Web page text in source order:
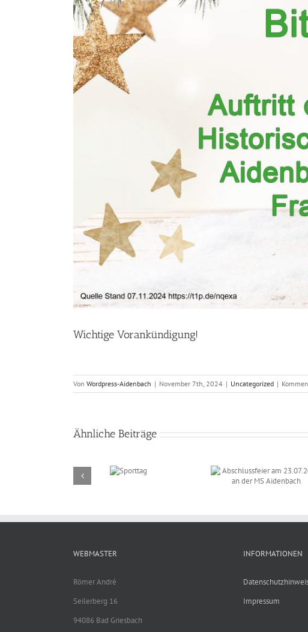
Wichtige Vorankündigung!
Von Wordpress-Aidenbach | November 7th, 2024 | Uncategorized |
Ähnliche Beiträge
Abschlussfeier am
Ausflug in
WEBMASTER
Römer André
Seilerberg 16
94086 Bad Griesbach
INFORMATIONEN
Impressum